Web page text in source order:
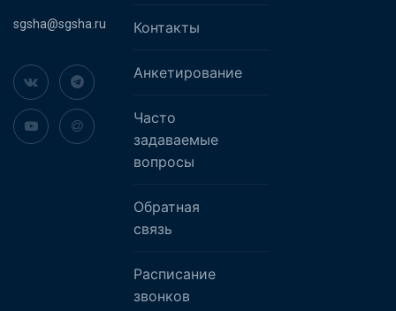
sgsha@sgsha.ru Контакты
Анкетирование
Часто
задаваемые
вопросы
Обратная
связь
Расписание
звонков